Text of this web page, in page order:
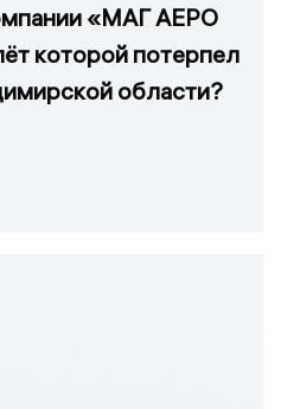
«МАГ АЕРО
которой потерпел
области?